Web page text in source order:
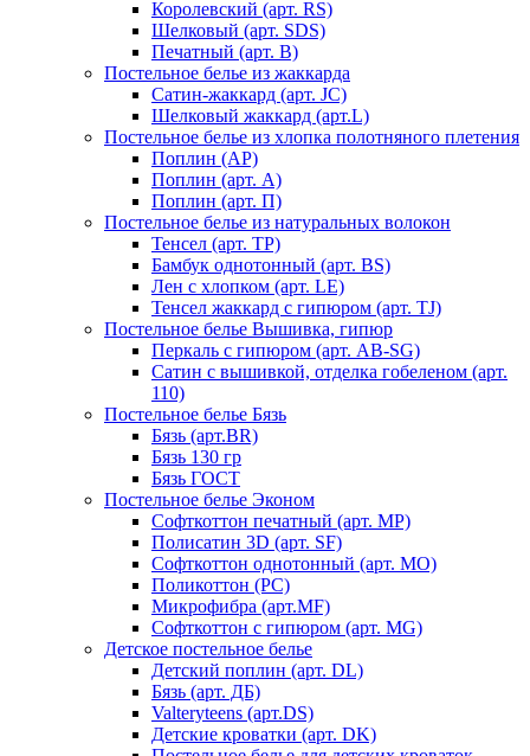
Королевский (арт. RS)
Шелковый (арт. SDS)
Печатный (арт. В)
Постельное белье из жаккарда
Сатин-жаккард (арт. JC)
Шелковый жаккард (арт.L)
Постельное белье из хлопка полотняного плетения
Поплин (AP)
Поплин (арт. А)
Поплин (арт. П)
Постельное белье из натуральных волокон
Тенсел (арт. ТР)
Бамбук однотонный (арт. BS)
Лен с хлопком (арт. LE)
Тенсел жаккард с гипюром (арт. TJ)
Постельное белье Вышивка, гипюр
Перкаль с гипюром (арт. AB-SG)
Сатин с вышивкой, отделка гобеленом (арт.
110)
Постельное белье Бязь
Бязь (арт.BR)
Бязь 130 гр
Бязь ГОСТ
Постельное белье Эконом
Софткоттон печатный (арт. MР)
Полисатин 3D (арт. SF)
Софткоттон однотонный (арт. MO)
Поликоттон (PC)
Микрофибра (арт.MF)
Софткоттон с гипюром (арт. MG)
Детское постельное белье
Детский поплин (арт. DL)
Бязь (арт. ДБ)
Valteryteens (арт.DS)
Детские кроватки (арт. DK)